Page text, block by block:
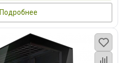
Подробнее